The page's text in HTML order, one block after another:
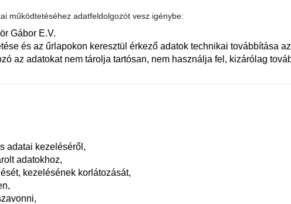
működtetéséhez adatfeldolgozót vesz igénybe:
Gábor E.V.
és az űrlapokon keresztül érkező adatok technikai továbbítása
az adatokat nem tárolja tartósan, nem használja fel, kizárólag
adatai kezeléséről,
adatokhoz,
kezelésének korlátozását,